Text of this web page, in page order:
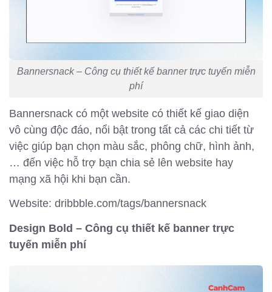
Bannersnack – Công cụ thiết kế banner trực tuyến miễn
phí
Bannersnack có một website có thiết kế giao diện
vô cùng độc đáo, nổi bật trong tất cả các chi tiết từ
việc giúp bạn chọn màu sắc, phông chữ, hình ảnh,
… đến việc hỗ trợ bạn chia sẻ lên website hay
mạng xã hội khi bạn cần.
Website: dribbble.com/tags/bannersnack
Design Bold – Công cụ thiết kế banner trực
tuyến miễn phí